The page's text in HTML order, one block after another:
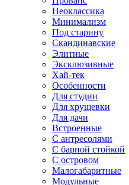
Неоклассика
Минимализм
Под старину
Скандинавские
Элитные
Эксклюзивные
Хай-тек
Особенности
Для студии
Для хрущевки
Для дачи
Встроенные
С антресолями
С барной стойкой
С островом
Малогабаритные
Модульные